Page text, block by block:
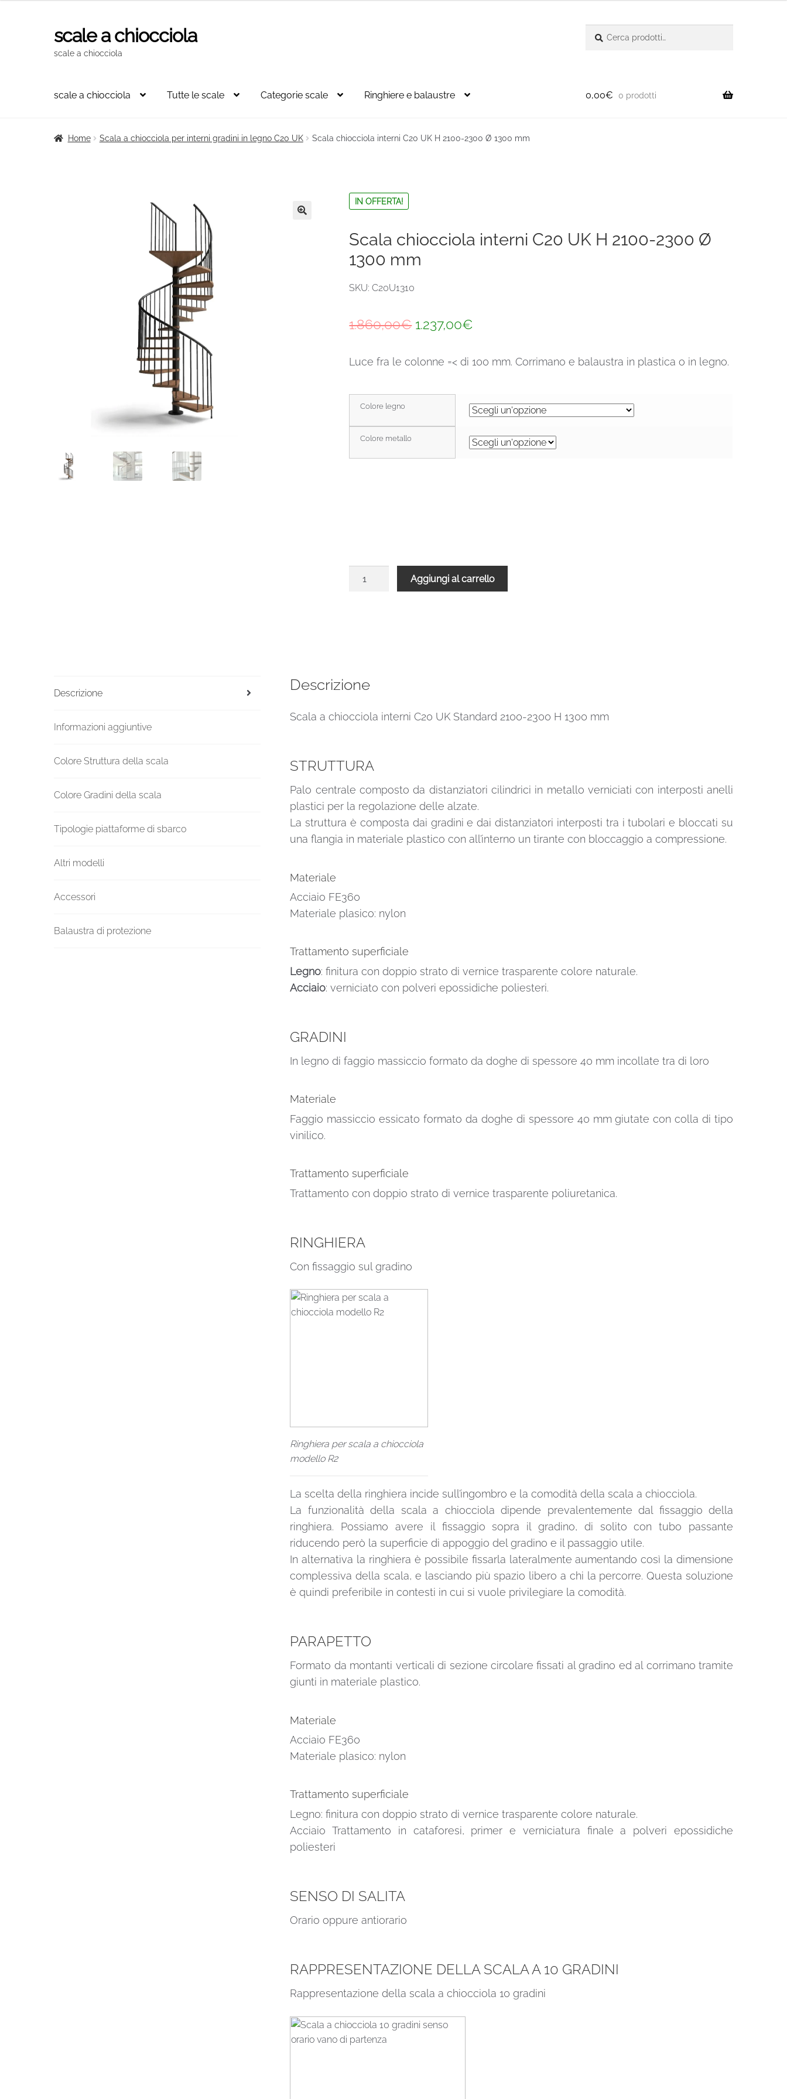
Vai
alla
Vai
al
scale a chiocciola
scale a chiocciola
scale a chiocciola Tutte le scale Categorie scale Ringhiere e balaustre 0,00€ 0 prodotti
Home Scala a chiocciola per interni gradini in legno C20 UK Scala chiocciola interni C20 UK H 2100-2300 Ø 1300 mm
IN OFFERTA!
Scala chiocciola interni C20 UK H 2100-2300 Ø
1300 mm
SKU: C20U1310
1.860,00€ Il
originale
1.860,00€.
1.237,00€
attuale
1.237,00€.
Luce fra le colonne =< di 100 mm. Corrimano e balaustra in plastica o in legno.
Colore legno
Colore metallo
Ø
mm
Aggiungi al carrello
Descrizione
Informazioni aggiuntive
Colore Struttura della scala
Colore Gradini della scala
Tipologie piattaforme di sbarco
Altri modelli
Accessori
Balaustra di protezione
Descrizione
Scala a chiocciola interni C20 UK Standard 2100-2300 H 1300 mm
STRUTTURA
Palo centrale composto da distanziatori cilindrici in metallo verniciati con interposti anelli
plastici per la regolazione delle alzate.
La struttura è composta dai gradini e dai distanziatori interposti tra i tubolari e bloccati su
una flangia in materiale plastico con all’interno un tirante con bloccaggio a compressione.
Materiale
Acciaio FE360
Materiale plasico: nylon
Trattamento superficiale
Legno: finitura con doppio strato di vernice trasparente colore naturale.
Acciaio: verniciato con polveri epossidiche poliesteri.
GRADINI
In legno di faggio massiccio formato da doghe di spessore 40 mm incollate tra di loro
Materiale
Faggio massiccio essicato formato da doghe di spessore 40 mm giutate con colla di tipo
vinilico.
Trattamento superficiale
Trattamento con doppio strato di vernice trasparente poliuretanica.
RINGHIERA
Con fissaggio sul gradino
Ringhiera per scala a chiocciola
modello R2
La scelta della ringhiera incide sull’ingombro e la comodità della scala a chiocciola.
La funzionalità della scala a chiocciola dipende prevalentemente dal fissaggio della
ringhiera. Possiamo avere il fissaggio sopra il gradino, di solito con tubo passante
riducendo però la superficie di appoggio del gradino e il passaggio utile.
In alternativa la ringhiera è possibile fissarla lateralmente aumentando così la dimensione
complessiva della scala, e lasciando più spazio libero a chi la percorre. Questa soluzione
è quindi preferibile in contesti in cui si vuole privilegiare la comodità.
PARAPETTO
Formato da montanti verticali di sezione circolare fissati al gradino ed al corrimano tramite
giunti in materiale plastico.
Materiale
Acciaio FE360
Materiale plasico: nylon
Trattamento superficiale
Legno: finitura con doppio strato di vernice trasparente colore naturale.
Acciaio Trattamento in cataforesi, primer e verniciatura finale a polveri epossidiche
poliesteri
SENSO DI SALITA
Orario oppure antiorario
RAPPRESENTAZIONE DELLA SCALA A 10 GRADINI
Rappresentazione della scala a chiocciola 10 gradini
1.860,00€.1.237,00€.